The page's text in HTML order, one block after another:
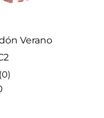
Verano
(0)